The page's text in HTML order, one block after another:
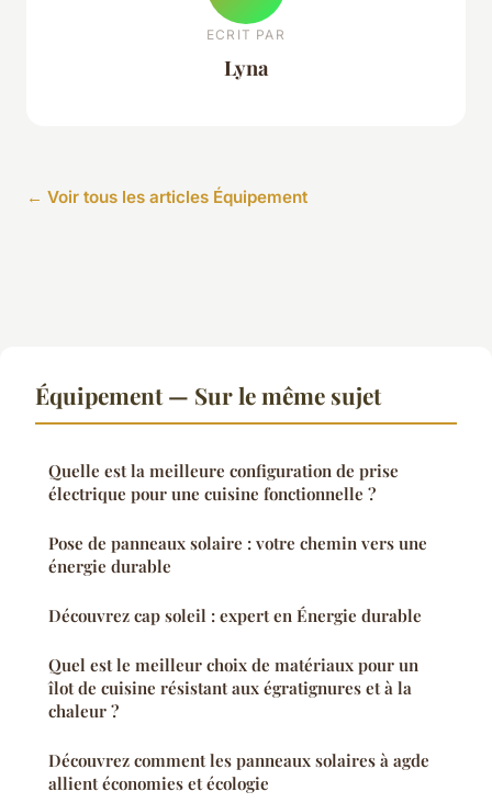
ECRIT PAR
Lyna
← Voir tous les articles Équipement
Équipement — Sur le même sujet
Quelle est la meilleure configuration de prise
électrique pour une cuisine fonctionnelle ?
Pose de panneaux solaire : votre chemin vers une
énergie durable
Découvrez cap soleil : expert en Énergie durable
Quel est le meilleur choix de matériaux pour un
îlot de cuisine résistant aux égratignures et à la
chaleur ?
Découvrez comment les panneaux solaires à agde
allient économies et écologie